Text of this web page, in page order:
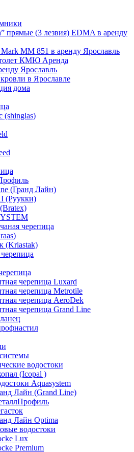
прямые (3 лезвия) EDMA в аренду
MM 851 в аренду Ярославль
КМЮ Аренда
Ярославль
в Ярославле
дома
(shinglas)
(Гранд Лайн)
(Руукки)
черепица
(Kriastak)
черепица Luxard
черепица Metrotile
черепица AeroDek
черепица Grand Line
водостоки
(Icopal )
Aquasystem
Лайн (Grand Line)
Лайн Optima
водостоки
Lux
Premium